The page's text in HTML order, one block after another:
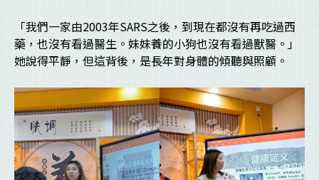
「我們一家由2003年SARS之後，到現在都沒有再吃過西
藥，也沒有看過醫生。妹妹養的小狗也沒有看過獸醫。」
她說得平靜，但這背後，是長年對身體的傾聽與照顧。